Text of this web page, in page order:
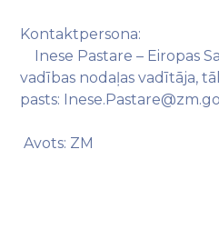
Kontaktpersona:
Inese Pastare – Eiropas
vadības nodaļas vadītāja,
pasts:
Avots: ZM